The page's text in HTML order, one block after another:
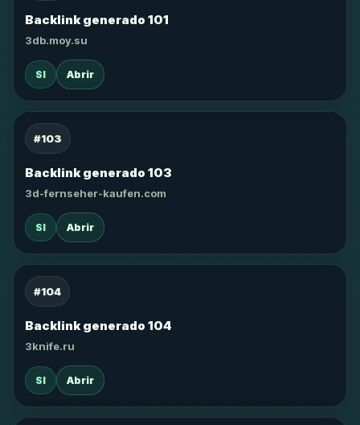
Backlink generado 101
3db.moy.su
SI Abrir
#103
Backlink generado 103
3d-fernseher-kaufen.com
SI Abrir
#104
Backlink generado 104
3knife.ru
SI Abrir